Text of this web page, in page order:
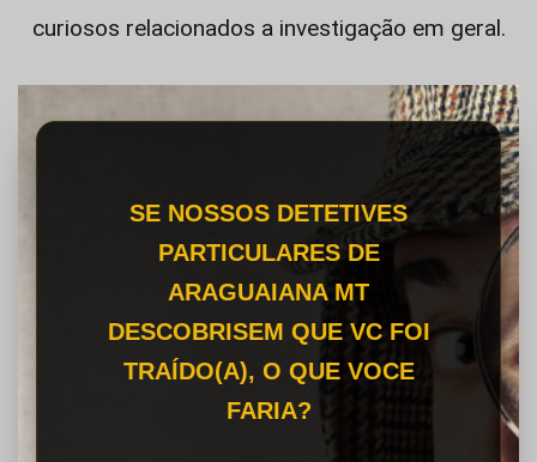
curiosos relacionados a investigação em geral.
SE NOSSOS DETETIVES
PARTICULARES DE
ARAGUAIANA MT
DESCOBRISEM QUE VC FOI
TRAÍDO(A), O QUE VOCE
FARIA?